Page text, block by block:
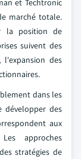
et Techtronic
marché totale.
la position de
suivent des
des
dans les
développer des
aux
approches
stratégies de